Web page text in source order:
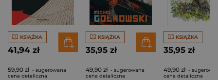
KSIĄŻKA
41,94 zł
59,90 zł - sugerowana
cena detaliczna
KSIĄŻKA
35,95 zł
49,90 zł - sugerowana
cena detaliczna
KSIĄŻKA
35,95 zł
49,90 zł -
cena detaliczna